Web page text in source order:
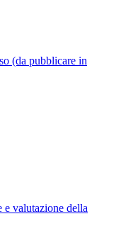
(da pubblicare in
e valutazione della